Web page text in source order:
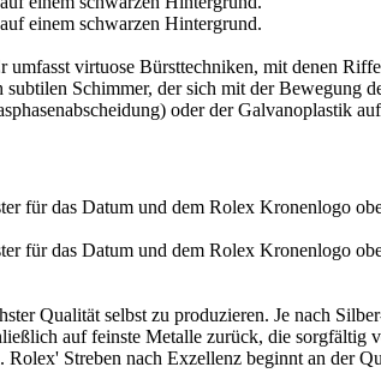
virtuose Bürsttechniken, mit denen
Schimmer, der sich mit der Bewegung
oder der Galvanoplastik
Qualität selbst zu produzieren. Je nach
auf feinste Metalle zurück, die sorgfältig
Rolex' Streben nach Exzellenz beginnt an der